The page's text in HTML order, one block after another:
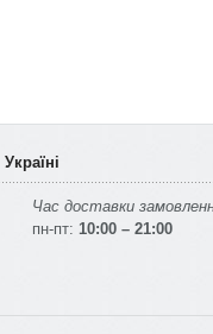
Час доставки
пн-пт: 10:00 – 21:00